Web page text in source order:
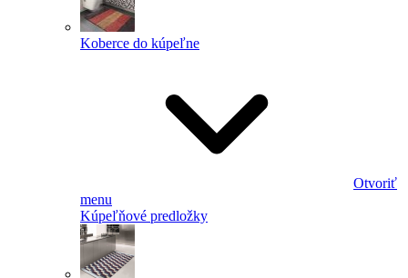
Koberce do kúpeľne
Otvoriť
menu
Kúpeľňové predložky